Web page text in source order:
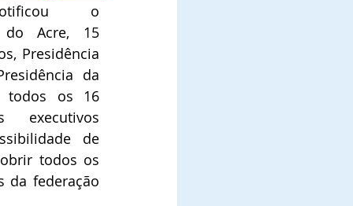
o
do Acre, 15
Presidência
da
todos os 16
executivos
de
todos os
da federação